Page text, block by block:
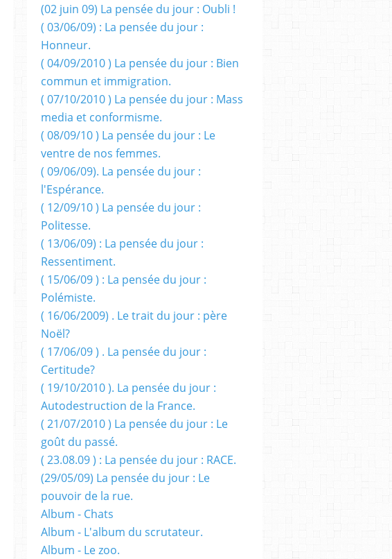
(02 juin 09) La pensée du jour : Oubli !
( 03/06/09) : La pensée du jour :
Honneur.
( 04/09/2010 ) La pensée du jour : Bien
commun et immigration.
( 07/10/2010 ) La pensée du jour : Mass
media et conformisme.
( 08/09/10 ) La pensée du jour : Le
ventre de nos femmes.
( 09/06/09). La pensée du jour :
l'Espérance.
( 12/09/10 ) La pensée du jour :
Politesse.
( 13/06/09) : La pensée du jour :
Ressentiment.
( 15/06/09 ) : La pensée du jour :
Polémiste.
( 16/06/2009) . Le trait du jour : père
Noël?
( 17/06/09 ) . La pensée du jour :
Certitude?
( 19/10/2010 ). La pensée du jour :
Autodestruction de la France.
( 21/07/2010 ) La pensée du jour : Le
goût du passé.
( 23.08.09 ) : La pensée du jour : RACE.
(29/05/09) La pensée du jour : Le
pouvoir de la rue.
Album - Chats
Album - L'album du scrutateur.
Album - Le zoo.